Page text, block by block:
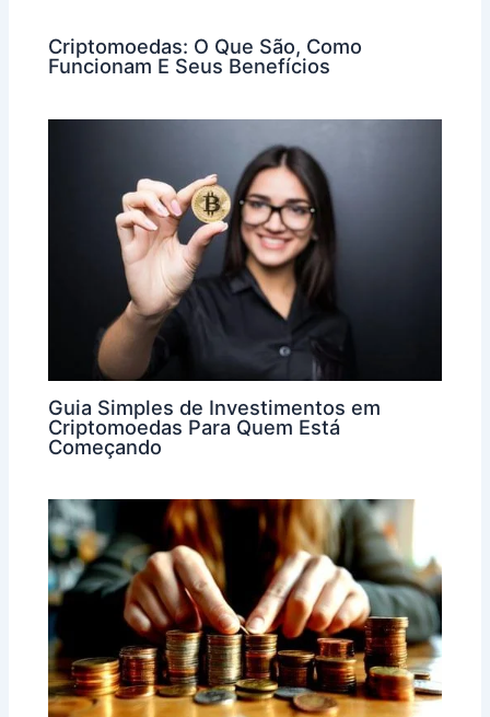
Criptomoedas: O Que São, Como
Funcionam E Seus Benefícios
Guia Simples de Investimentos em
Criptomoedas Para Quem Está
Começando